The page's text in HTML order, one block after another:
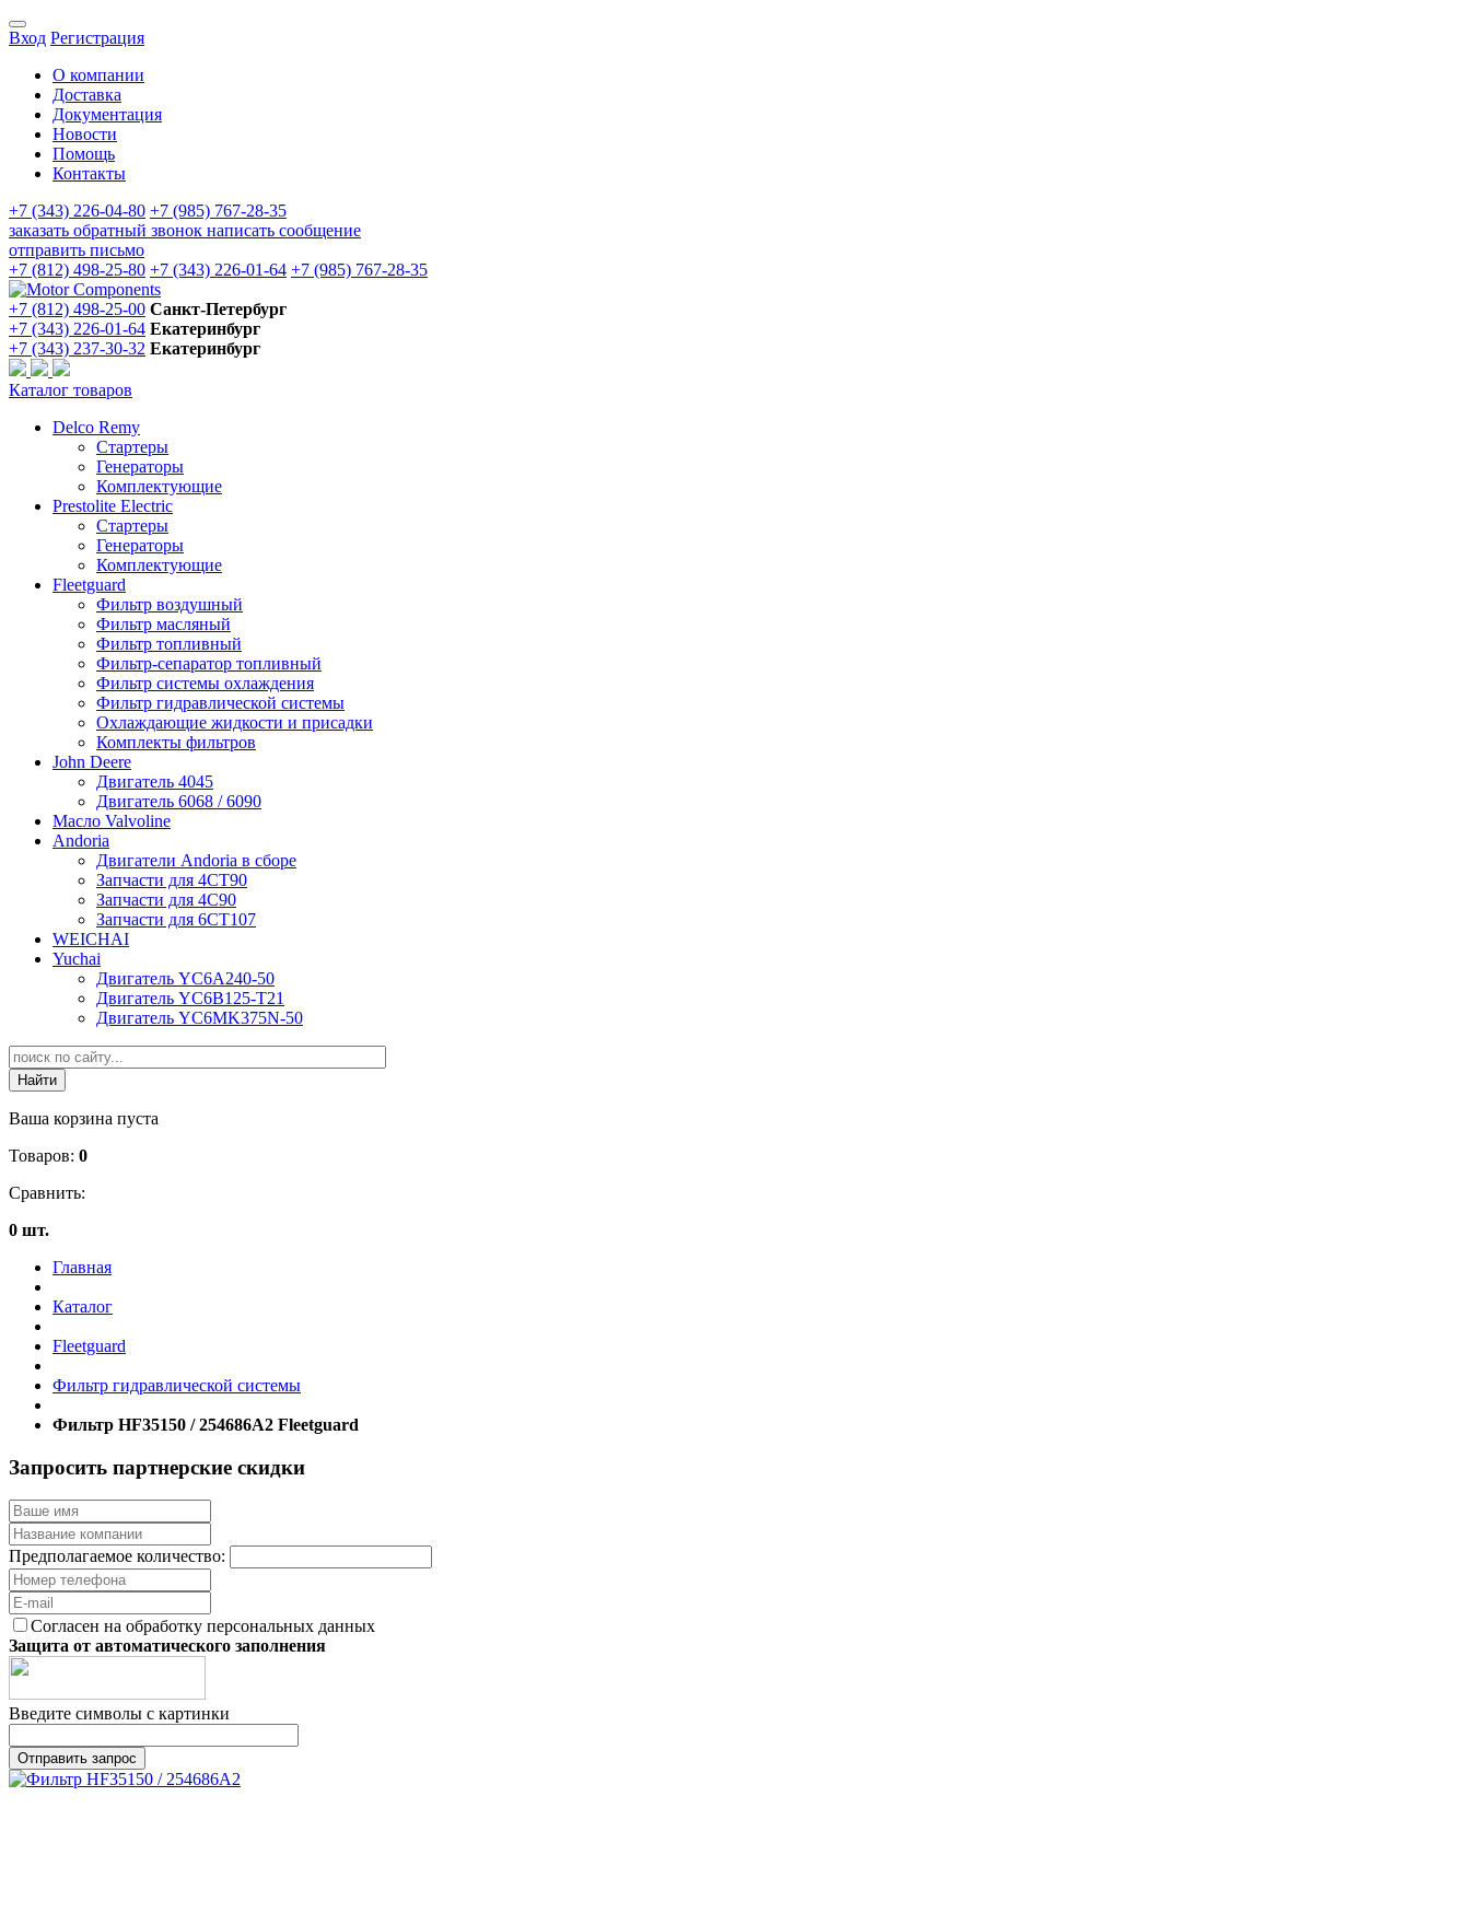
Вход Регистрация
О компании
Доставка
Документация
Новости
Помощь
Контакты
+7 (343) 226-04-80 +7 (985) 767-28-35
заказать обратный звонок написать сообщение
отправить письмо
+7 (812) 498-25-80 +7 (343) 226-01-64 +7 (985) 767-28-35
+7 (812) 498-25-00 Санкт-Петербург
+7 (343) 226-01-64 Екатеринбург
+7 (343) 237-30-32 Екатеринбург
Каталог товаров
Delco Remy
Стартеры
Генераторы
Комплектующие
Prestolite Electric
Стартеры
Генераторы
Комплектующие
Fleetguard
Фильтр воздушный
Фильтр масляный
Фильтр топливный
Фильтр-сепаратор топливный
Фильтр системы охлаждения
Фильтр гидравлической системы
Охлаждающие жидкости и присадки
Комплекты фильтров
John Deere
Двигатель 4045
Двигатель 6068 / 6090
Масло Valvoline
Andoria
Двигатели Andoria в сборе
Запчасти для 4CT90
Запчасти для 4С90
Запчасти для 6CT107
WEICHAI
Yuchai
Двигатель YC6A240-50
Двигатель YC6B125-T21
Двигатель YC6MK375N-50
Ваша корзина пуста
Товаров: 0
Сравнить:
0 шт.
Главная
Каталог
Fleetguard
Фильтр гидравлической системы
Фильтр HF35150 / 254686A2 Fleetguard
Запросить партнерские скидки
Предполагаемое количество:
Согласен на обработку персональных данных
Защита от автоматического заполнения
Введите символы с картинки